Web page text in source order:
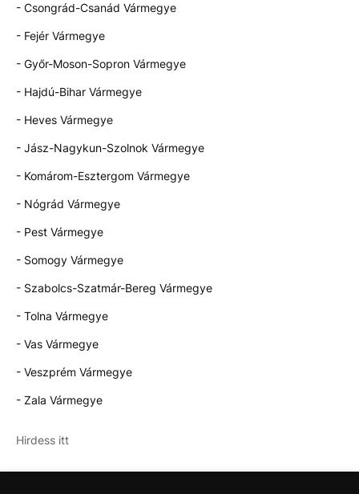
- Csongrád-Csanád Vármegye
- Fejér Vármegye
- Győr-Moson-Sopron Vármegye
- Hajdú-Bihar Vármegye
- Heves Vármegye
- Jász-Nagykun-Szolnok Vármegye
- Komárom-Esztergom Vármegye
- Nógrád Vármegye
- Pest Vármegye
- Somogy Vármegye
- Szabolcs-Szatmár-Bereg Vármegye
- Tolna Vármegye
- Vas Vármegye
- Veszprém Vármegye
- Zala Vármegye
Hirdess itt